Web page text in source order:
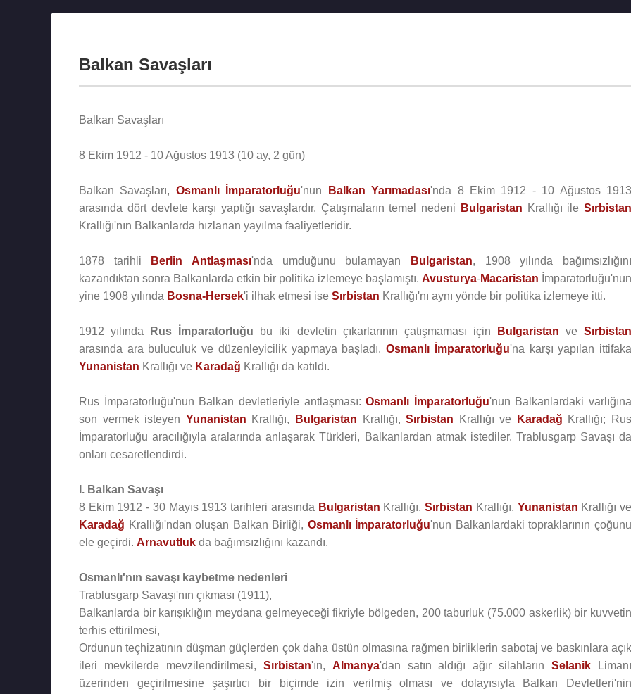
Balkan Savaşları
Balkan Savaşları
8 Ekim 1912 - 10 Ağustos 1913 (10 ay, 2 gün)
Balkan Savaşları, Osmanlı İmparatorluğu'nun Balkan Yarımadası'nda 8 Ekim 1912 - 10 Ağustos 1913
arasında dört devlete karşı yaptığı savaşlardır. Çatışmaların temel nedeni
Bulgaristan Krallığı ile Sırbistan
Krallığı'nın Balkanlarda hızlanan yayılma faaliyetleridir.
1878 tarihli Berlin Antlaşması'nda umduğunu bulamayan Bulgaristan, 1908 yılında bağımsızlığını
kazandıktan sonra Balkanlarda etkin bir politika izlemeye başlamıştı. Avusturya-Macaristan İmparatorluğu'nun
yine 1908 yılında Bosna-Hersek'i ilhak etmesi ise Sırbistan Krallığı'nı aynı yönde bir politika izlemeye itti.
1912 yılında Rus İmparatorluğu bu iki devletin çıkarlarının çatışmaması için Bulgaristan veSırbistan
arasında ara buluculuk ve düzenleyicilik yapmaya başladı.Osmanlı İmparatorluğu'na karşı yapılan ittifaka
Yunanistan Krallığı ve Karadağ Krallığı da katıldı.
Rus İmparatorluğu'nun Balkan devletleriyle antlaşması:Osmanlı İmparatorluğu'nun Balkanlardaki varlığına
son vermek isteyen Yunanistan Krallığı, Bulgaristan Krallığı,Sırbistan Krallığı ve Karadağ Krallığı; Rus
İmparatorluğu aracılığıyla aralarında anlaşarak Türkleri, Balkanlardan atmak istediler. Trablusgarp Savaşı da
onları cesaretlendirdi.
I. Balkan Savaşı
8 Ekim 1912 - 30 Mayıs 1913 tarihleri arasında Bulgaristan Krallığı,Sırbistan Krallığı, Yunanistan Krallığı ve
Karadağ Krallığı'ndan oluşan Balkan Birliği, Osmanlı İmparatorluğu'nun Balkanlardaki topraklarının çoğunu
ele geçirdi. Arnavutluk da bağımsızlığını kazandı.
Osmanlı'nın savaşı kaybetme nedenleri
Trablusgarp Savaşı'nın çıkması (1911),
Balkanlarda bir karışıklığın meydana gelmeyeceği fikriyle bölgeden, 200 taburluk (75.000 askerlik) bir kuvvetin
terhis ettirilmesi,
Ordunun teçhizatının düşman güçlerden çok daha üstün olmasına rağmen birliklerin sabotaj ve baskınlara açık
ileri mevkilerde mevzilendirilmesi, Sırbistan'ın, Almanya'dan satın aldığı ağır silahlarınSelanik Limanı
üzerinden geçirilmesine şaşırtıcı bir biçimde izin verilmiş olması ve dolayısıyla Balkan Devletleri'nin